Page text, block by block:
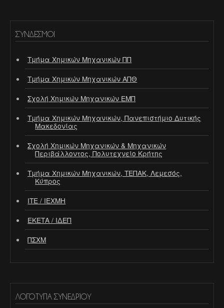
ΣΎΝΔΕΣΜΟΙ
Τμήμα Χημικών Μηχανικών ΠΠ
Τμήμα Χημικών Μηχανικών ΑΠΘ
Σχολή Χημικών Μηχανικών ΕΜΠ
Τμήμα Χημικών Μηχανικών, Πανεπιστήμιο Δυτικής
Μακεδονίας
Σχολή Χημικών Μηχανικών & Μηχανικών
Περιβάλλοντος, Πολυτεχνείο Κρήτης
Τμήμα Χημικών Μηχανικών, ΤΕΠΑΚ, Λεμεσός,
Κύπρος
ΙΤΕ / ΙΕΧΜΗ
ΕΚΕΤΑ / ΙΔΕΠ
ΠΣΧΜ
ΛΟΓΌΤΥΠΑ ΣΥΝΕΔΡΊΟΥ